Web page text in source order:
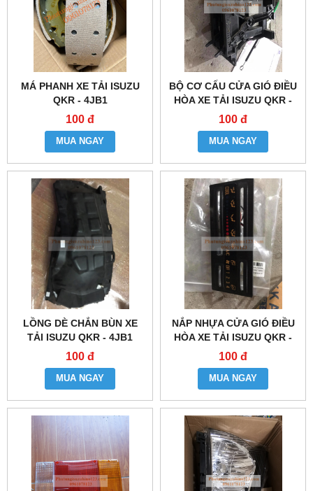
MÁ PHANH XE TẢI ISUZU
QKR - 4JB1
100 đ
MUA NGAY
BỘ CƠ CẤU CỬA GIÓ ĐIỀU
HÒA XE TẢI ISUZU QKR -
4JB1
100 đ
MUA NGAY
LỒNG DÈ CHẮN BÙN XE
TẢI ISUZU QKR - 4JB1
100 đ
MUA NGAY
NẮP NHỰA CỬA GIÓ ĐIỀU
HÒA XE TẢI ISUZU QKR -
4JB1
100 đ
MUA NGAY